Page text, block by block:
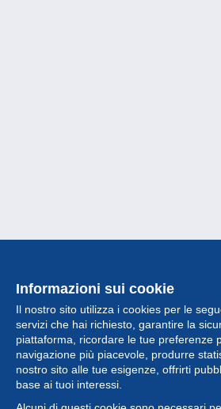
Informazioni sui cookie
Il nostro sito utilizza i cookies per le
servizi che hai richiesto, garantire la
piattaforma, ricordare le tue preferenze
navigazione più piacevole, produrre
nostro sito alle tue esigenze, offrirti
base ai tuoi interessi.
Collezione